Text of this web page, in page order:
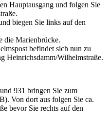
Hauptausgang und folgen Sie
biegen Sie links auf den
die Marienbrücke.
befindet sich nun zu
Heinrichsdamm/Wilhelmstraße.
931 bringen Sie zum
Von dort aus folgen Sie ca.
bevor Sie rechts auf den